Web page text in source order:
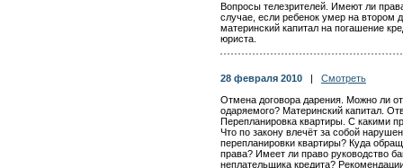
Вопросы телезрителей. Имеют ли
случае, если ребенок умер на втором
материнский капитал на погашение
юриста.
28 февраля 2010
Смотреть
Отмена договора дарения. Можно ли
одаряемого? Материнский капитал.
Перепланировка квартиры. С какими
Что по закону влечёт за собой
перепланировки квартиры? Куда
права? Имеет ли право руководство
неплательщика кредита?